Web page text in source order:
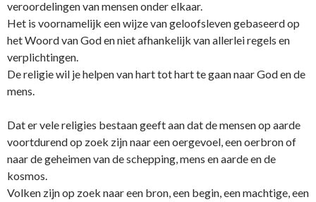
veroordelingen van mensen o­nder elkaar.
Het is voornamelijk een wijze van geloofsleven gebaseerd op
het Woord van God en niet afhankelijk van allerlei regels en
verplichtingen.
De religie wil je helpen van hart tot hart te gaan naar God en de
mens.
Dat er vele religies bestaan geeft aan dat de mensen op aarde
voortdurend op zoek zijn naar een oergevoel, een oerbron of
naar de geheimen van de schepping, mens en aarde en de
kosmos.
Volken zijn op zoek naar een bron, een begin, een machtige, een